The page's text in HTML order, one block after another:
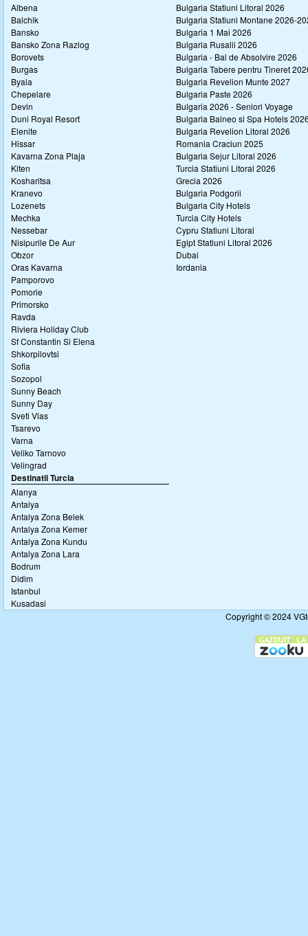
Albena
Balchik
Bansko
Bansko Zona Razlog
Borovets
Burgas
Byala
Chepelare
Devin
Duni Royal Resort
Elenite
Hissar
Kavarna Zona Plaja
Kiten
Kosharitsa
Kranevo
Lozenets
Mechka
Nessebar
Nisipurile De Aur
Obzor
Oras Kavarna
Pamporovo
Pomorie
Primorsko
Ravda
Riviera Holiday Club
Sf Constantin Si Elena
Shkorpilovtsi
Sofia
Sozopol
Sunny Beach
Sunny Day
Sveti Vlas
Tsarevo
Varna
Veliko Tarnovo
Velingrad
Destinatii Turcia
Alanya
Antalya
Antalya Zona Belek
Antalya Zona Kemer
Antalya Zona Kundu
Antalya Zona Lara
Bodrum
Didim
Istanbul
Kusadasi
Bulgaria Statiuni Litoral 2026
Bulgaria Statiuni Montane 2026-
Bulgaria 1 Mai 2026
Bulgaria Rusalii 2026
Bulgaria - Bal de Absolvire 2026
Bulgaria Tabere pentru Tineret
Bulgaria Revelion Munte 2027
Bulgaria Paste 2026
Bulgaria 2026 - Seniori Voyage
Bulgaria Balneo si Spa Hotels
Bulgaria Revelion Litoral 2026
Romania Craciun 2025
Bulgaria Sejur Litoral 2026
Turcia Statiuni Litoral 2026
Grecia 2026
Bulgaria Podgorii
Bulgaria City Hotels
Turcia City Hotels
Cypru Statiuni Litoral
Egipt Statiuni Litoral 2026
Dubai
Iordania
Copyright © 2024